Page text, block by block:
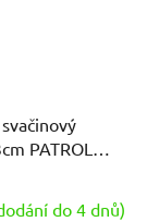
PATROLA
do 4 dnů)